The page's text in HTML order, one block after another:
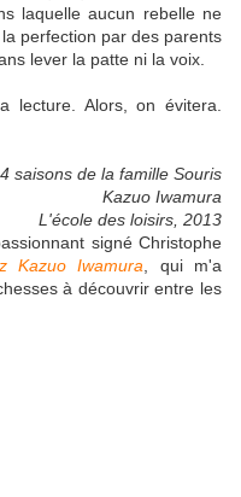
laquelle aucun rebelle ne
perfection par des parents
lever la patte ni la voix.
lecture. Alors, on évitera.
saisons de la famille Souris
Kazuo Iwamura
L'école des loisirs, 2013
signé Christophe
Kazuo Iwamura , qui m'a
à découvrir entre les